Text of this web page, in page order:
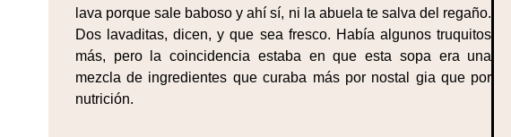
lava porque sale baboso y ahí sí, ni la abuela te salva del regaño.
Dos lavaditas, dicen, y que sea fresco. Había algunos truquitos
más, pero la coincidencia estaba en que esta sopa era una
mezcla de ingredientes que curaba más por nostal gia que por
nutrición.